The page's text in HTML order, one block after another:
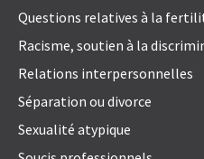
Questions relatives à la
Racisme, soutien à la
Relations interpersonnelles
Séparation ou divorce
Sexualité atypique